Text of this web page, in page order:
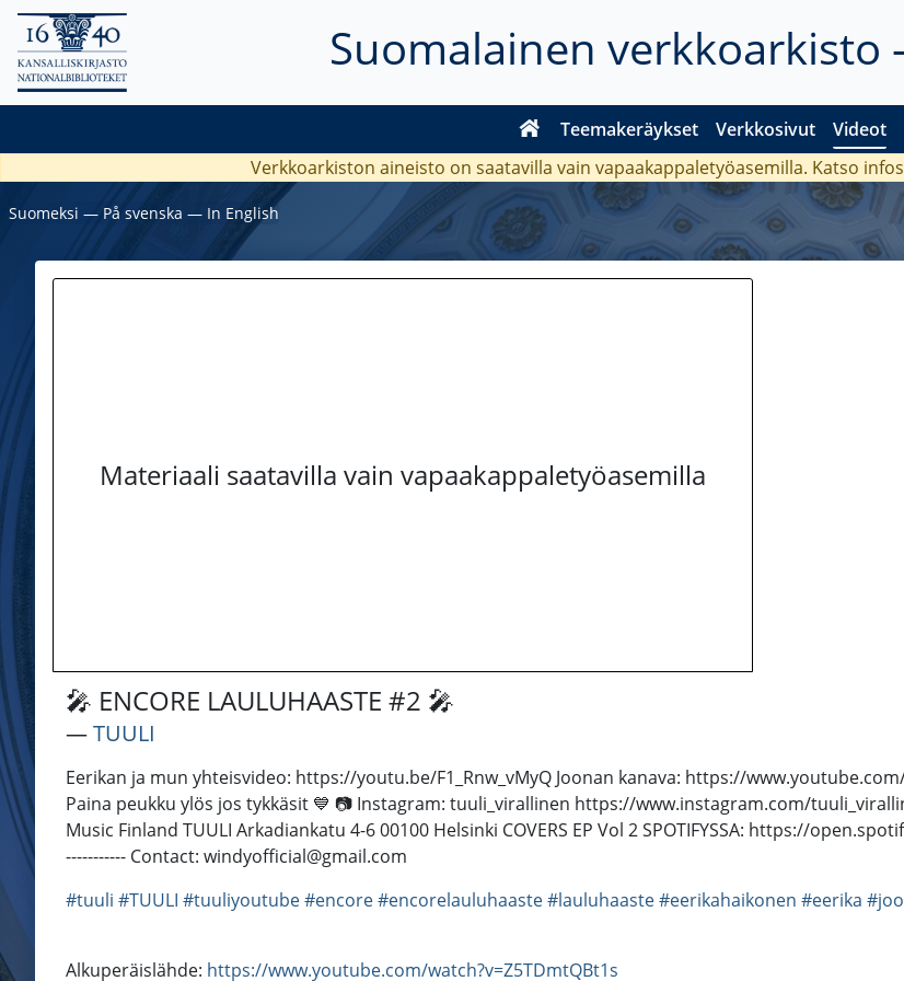
Suomalainen verkkoarkisto
Teemakeräykset Verkkosivut Videot
Verkkoarkiston aineisto on saatavilla vain vapaakappaletyöasemilla. Katso
Suomeksi ― På svenska ― In English
Materiaali saatavilla vain vapaakappaletyöasemilla
🎤 ENCORE LAULUHAASTE #2 🎤
―TUULI
Eerikan ja mun yhteisvideo: https://youtu.be/F1_Rnw_vMyQ Joonan kanava: https://
Paina peukku ylös jos tykkäsit 💙 📷 Instagram: tuuli_virallinen https://www.instagram.com/
Music Finland TUULI Arkadiankatu 4-6 00100 Helsinki COVERS EP Vol 2 SPOTIFYSSA: https://
----------- Contact: windyofficial@gmail.com
#tuuli #TUULI #tuuliyoutube#encore#encorelauluhaaste#lauluhaaste#eerikahaikonen #eerika
Alkuperäislähde: https://www.youtube.com/watch?v=Z5TDmtQBt1s